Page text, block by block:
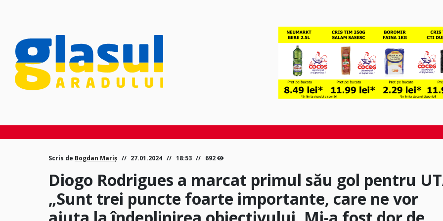
Scris de Bogdan Mariș 27.01.2024 18:53 692
Diogo Rodrigues a marcat primul său gol pentru
„Sunt trei puncte foarte importante, care ne vor